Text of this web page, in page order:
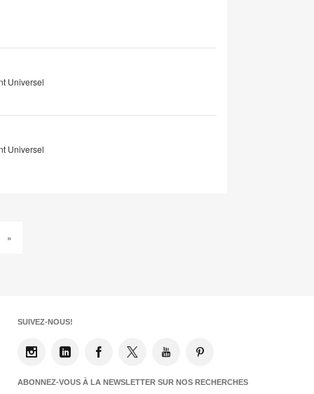
Universel
Universel
»
SUIVEZ-NOUS!
ABONNEZ-VOUS À LA NEWSLETTER SUR NOS RECHERCHES